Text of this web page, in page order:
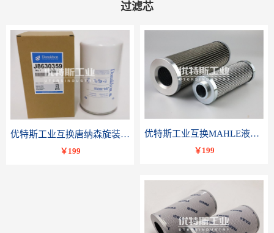
过滤芯
优特斯工业互换唐纳森旋装滤芯J8630359
￥199
优特斯工业互换MAHLE液压滤芯PI 3230 PSV ST 10 PI3230SMXVST10
￥199